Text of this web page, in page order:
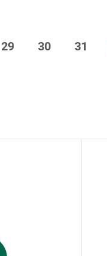
29 30 31